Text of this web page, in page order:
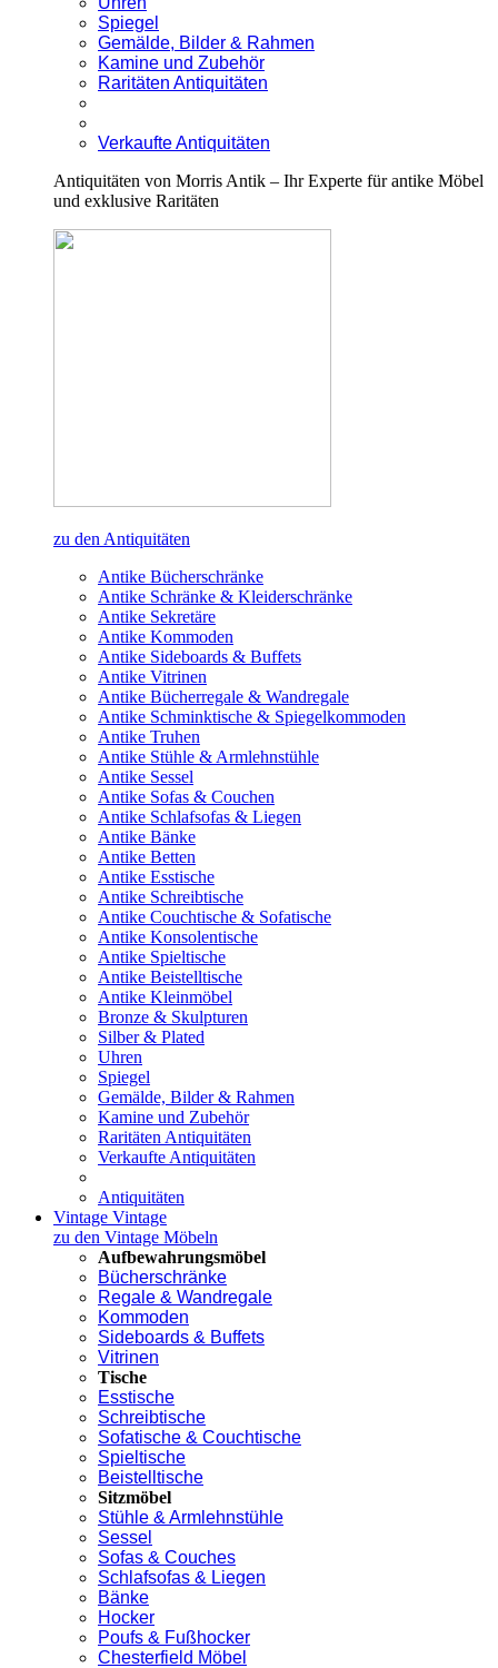
Spiegel
Gemälde, Bilder & Rahmen
Kamine und Zubehör
Raritäten Antiquitäten
Verkaufte Antiquitäten
Antiquitäten von Morris Antik – Ihr Experte für antike Möbel
und exklusive Raritäten
zu den Antiquitäten
Antike Bücherschränke
Antike Schränke & Kleiderschränke
Antike Sekretäre
Antike Kommoden
Antike Sideboards & Buffets
Antike Vitrinen
Antike Bücherregale & Wandregale
Antike Schminktische & Spiegelkommoden
Antike Truhen
Antike Stühle & Armlehnstühle
Antike Sessel
Antike Sofas & Couchen
Antike Schlafsofas & Liegen
Antike Bänke
Antike Betten
Antike Esstische
Antike Schreibtische
Antike Couchtische & Sofatische
Antike Konsolentische
Antike Spieltische
Antike Beistelltische
Antike Kleinmöbel
Bronze & Skulpturen
Silber & Plated
Uhren
Spiegel
Gemälde, Bilder & Rahmen
Kamine und Zubehör
Raritäten Antiquitäten
Verkaufte Antiquitäten
Antiquitäten
Vintage Vintage
zu den Vintage Möbeln
Aufbewahrungsmöbel
Bücherschränke
Regale & Wandregale
Kommoden
Sideboards & Buffets
Vitrinen
Tische
Esstische
Schreibtische
Sofatische & Couchtische
Spieltische
Beistelltische
Sitzmöbel
Stühle & Armlehnstühle
Sessel
Sofas & Couches
Schlafsofas & Liegen
Bänke
Hocker
Poufs & Fußhocker
Chesterfield Möbel